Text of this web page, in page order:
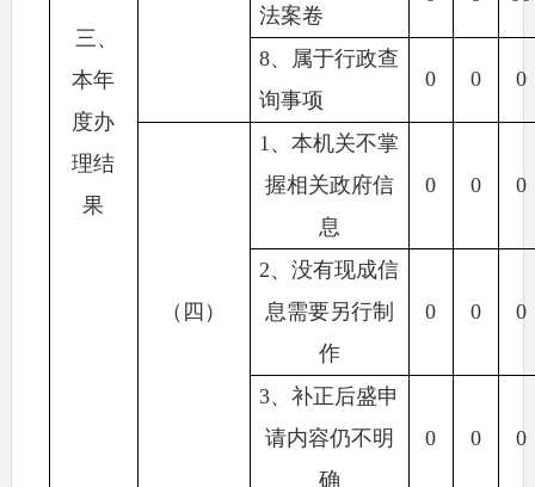
三、
本年
度办
理结
果
法案卷
8、属于行政查
询事项
0 0 0
（四）
1 、本机关不掌
握相关政府信
息
0 0 0
2、没有现成信
息需要另行制
作
0 0 0
3、补正后盛申
请内容仍不明
确
0 0 0